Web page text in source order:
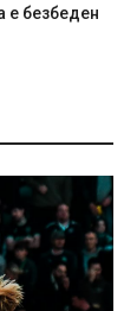
е безбеден